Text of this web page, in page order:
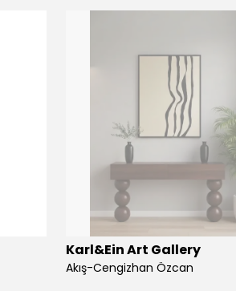
Karl&Ein Art Gallery
Akış-Cengizhan Özcan